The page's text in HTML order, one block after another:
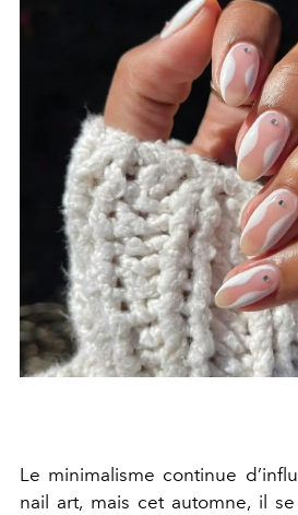
Le minimalisme continue
nail art, mais cet automne, il